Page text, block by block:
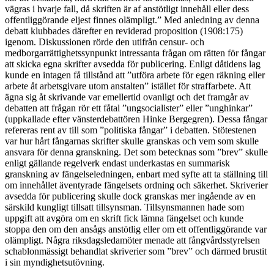
vägras i hvarje fall, då skriften är af anstötligt innehåll eller dess
offentliggörande eljest finnes olämpligt.” Med anledning av denna
debatt klubbades därefter en reviderad proposition (1908:175)
igenom. Diskussionen rörde den utifrån censur- och
medborgarrättighetssynpunkt intressanta frågan om rätten för fångar
att skicka egna skrifter avsedda för publicering. Enligt dåtidens lag
kunde en intagen få tillstånd att ”utföra arbete för egen räkning eller
arbete åt arbetsgivare utom anstalten” istället för straffarbete. Att
ägna sig åt skrivande var emellertid ovanligt och det framgår av
debatten att frågan rör ett fåtal ”ungsocialister” eller ”unghinkar”
(uppkallade efter vänsterdebattören Hinke Bergegren). Dessa fångar
refereras rent av till som ”politiska fångar” i debatten. Stötestenen
var hur hårt fångarnas skrifter skulle granskas och vem som skulle
ansvara för denna granskning. Det som betecknas som ”brev” skulle
enligt gällande regelverk endast underkastas en summarisk
granskning av fängelseledningen, enbart med syfte att ta ställning till
om innehållet äventyrade fängelsets ordning och säkerhet. Skriverier
avsedda för publicering skulle dock granskas mer ingående av en
särskild kungligt tillsatt tillsynsman. Tillsynsmannen hade som
uppgift att avgöra om en skrift fick lämna fängelset och kunde
stoppa den om den ansågs anstötlig eller om ett offentliggörande var
olämpligt. Några riksdagsledamöter menade att fångvårdsstyrelsen
schablonmässigt behandlat skriverier som ”brev” och därmed brustit
i sin myndighetsutövning.